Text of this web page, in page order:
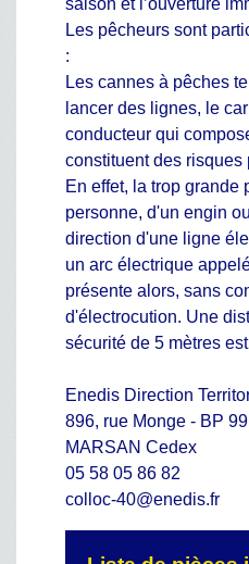
saison et l’ouverture
Les pêcheurs sont
:
Les cannes à pêches
lancer des lignes, le
conducteur qui
constituent des risques
En effet, la trop grande
personne, d'un engin
direction d'une ligne
un arc électrique
présente alors, sans
d'électrocution. Une
sécurité de 5 mètres
Enedis Direction
896, rue Monge - BP
MARSAN Cedex
05 58 05 86 82
colloc-40@enedis.fr